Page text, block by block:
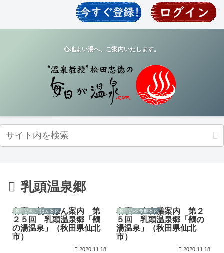
心地よい湯へ、ご案内いたします。
乳頭温泉郷
名宿の朝ごはん案内
名宿の朝ごはん案内 第
２５回 乳頭温泉郷「鶴
の湯温泉」（秋田県仙北
市）
2020.11.18
名宿の夕食膳案内
名宿の夕食膳案内 第２
５回 乳頭温泉郷「鶴の
湯温泉」（秋田県仙北
市）
2020.11.18